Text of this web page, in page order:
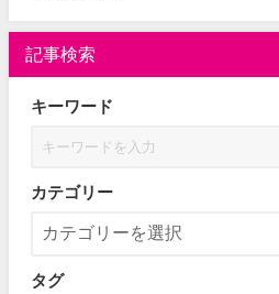
記事検索
キーワード
カテゴリー
タグ